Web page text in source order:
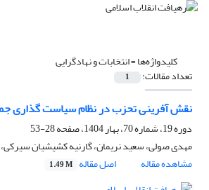
کلیدواژه‌ها =انتخابات و نهادگرایی
تعداد مقالات: 1
نقش آفرینی تحزب در نظام سیاست گذاری
دوره 19، شماره 70، بهار 1404، صفحه
28-53
مهدی صولی، سعید نریمان، گارنیه کشیشیان
مشاهده مقاله
اصل مقاله 1.49 M